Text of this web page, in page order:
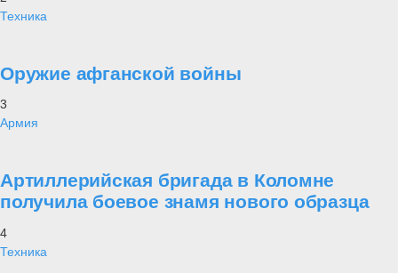
Техника
Оружие афганской войны
3
Армия
Артиллерийская бригада в Коломне
получила боевое знамя нового образца
4
Техника